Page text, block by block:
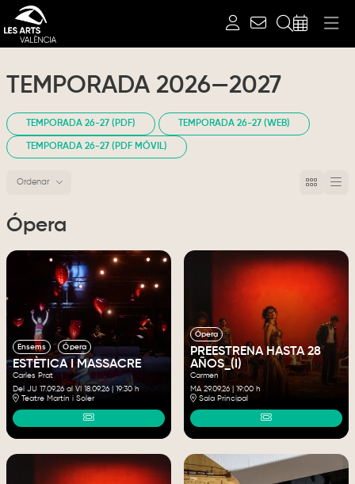
TEMPORADA 2026—2027
TEMPORADA 26-27 (PDF) TEMPORADA 26-27 (WEB)
TEMPORADA 26-27 (PDF MÓVIL)
Ordenar
Ópera
Ensems Ópera
ESTÈTICA I MASSACRE
Carles Prat
Del JU 17.09.26al VI 18.09.26| 19:30 h
Teatre Martín i Soler
Ópera
PREESTRENA HASTA 28
AÑOS_(I)
Carmen
MA 29.09.26| 19:00 h
Sala Principal